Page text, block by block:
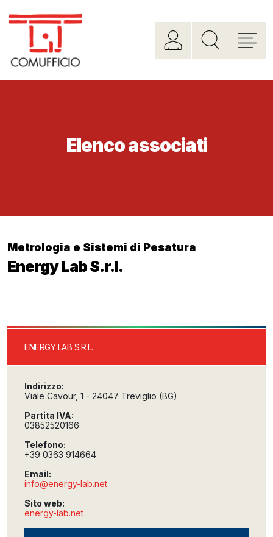
Elenco associati
Metrologia e Sistemi di Pesatura
Energy Lab S.r.l.
ENERGY LAB S.R.L.
Indirizzo:
Viale Cavour, 1 - 24047 Treviglio (BG)
Partita IVA:
03852520166
Telefono:
+39 0363 914664
Email:
info@energy-lab.net
Sito web:
energy-lab.net